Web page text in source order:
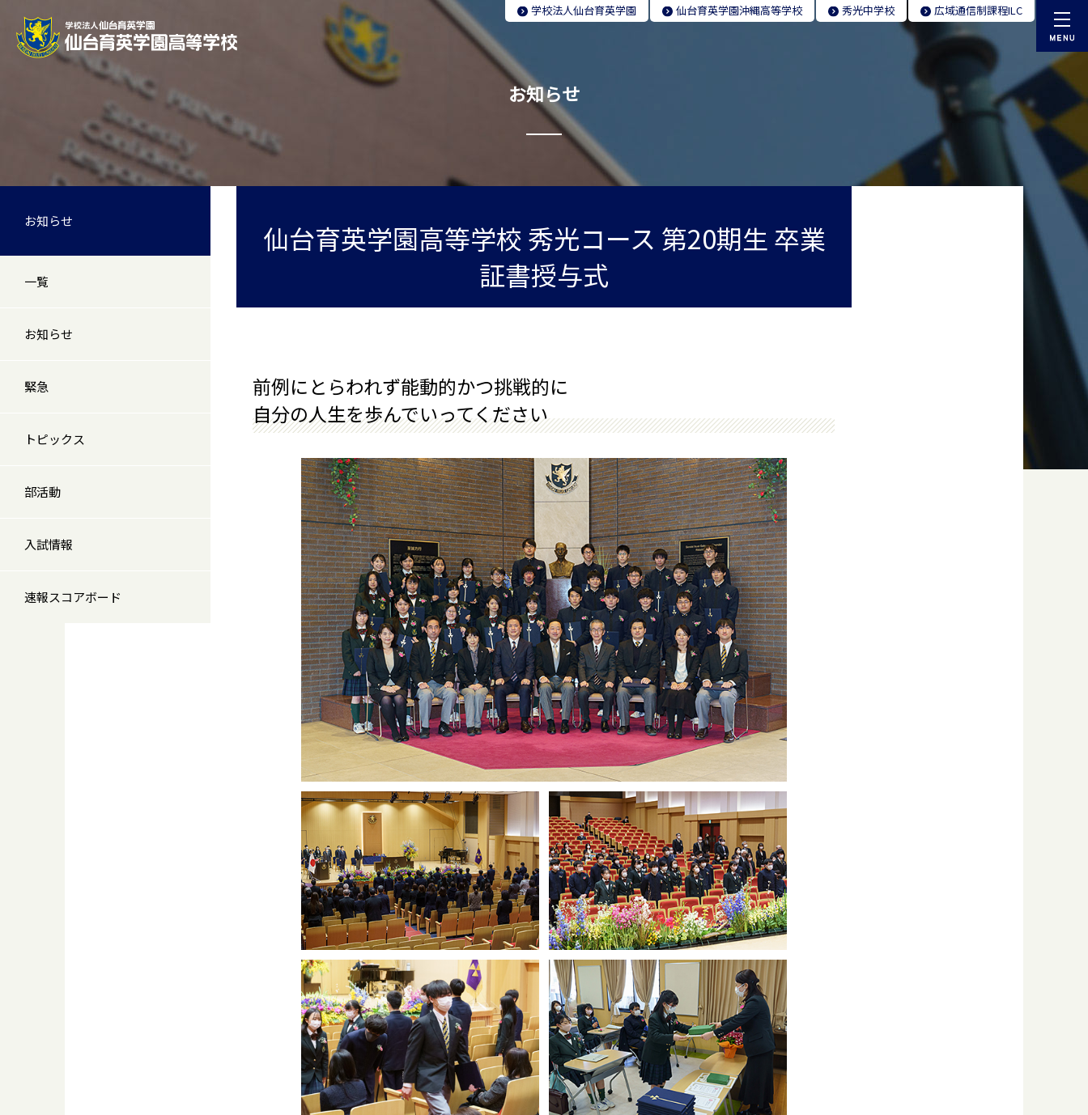
学校法人仙台育英学園 仙台育英学園沖縄高等学校 秀光中学校 広域通信制課程ILC
お知らせ
仙台育英学園高等学校 秀光コース 第20期生 卒業
証書授与式
前例にとらわれず能動的かつ挑戦的に
自分の人生を歩んでいってください
お知らせ
一覧
お知らせ
緊急
トピックス
部活動
入試情報
速報スコアボード